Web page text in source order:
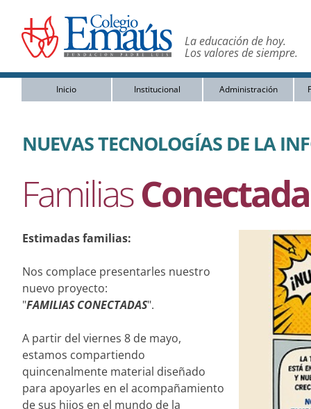
Inicio Institucional Administración
NUEVAS TECNOLOGÍAS DE LA
Familias
Estimadas familias:
Nos complace presentarles nuestro
nuevo proyecto:
"FAMILIAS CONECTADAS".
A partir del viernes 8 de mayo,
estamos compartiendo
quincenalmente material diseñado
para apoyarles en el acompañamiento
de sus hijos en el mundo de la
La educación de hoy.
Los valores de siempre.